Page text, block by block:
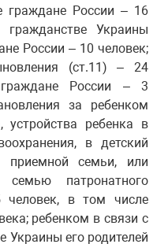
граждане России – 16
гражданстве Украины
России – 10 человек;
(ст.11) – 24
России – 3
за ребенком
устройства ребенка в
в детский
семьи, или
патронатного
человек, в том числе
ребенком в связи с
Украины его родителей